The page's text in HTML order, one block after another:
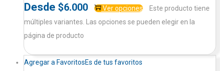
Desde $6.000 Ver opciones
Este producto tiene
múltiples variantes. Las opciones se pueden elegir en la
página de producto
Agregar a FavoritosEs de tus favoritos